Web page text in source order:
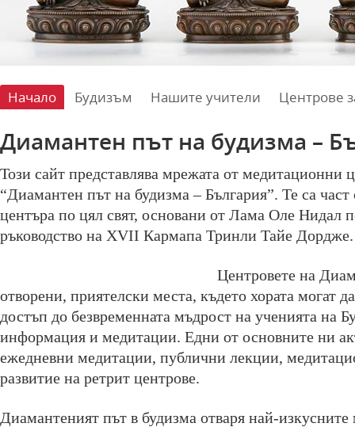
Начало Будизъм Нашите учители Центрове
Диамантен път на будизма –
Този сайт представлява мрежата от медитационни
“Диамантен път на будизма – България”. Те са част
центъра по цял свят, основани от Лама Оле Нидал
ръководство на XVII Кармапа Тринли Тайе Дордже.
Центровете на
отворени, приятелски места, където хората могат
достъп до безвременната мъдрост на ученията на
информация и медитации. Едни от основните ни
ежедневни медитации, публични лекции,
развитие на ретрит центрове.
Диамантеният път в будизма отваря най-изкусните